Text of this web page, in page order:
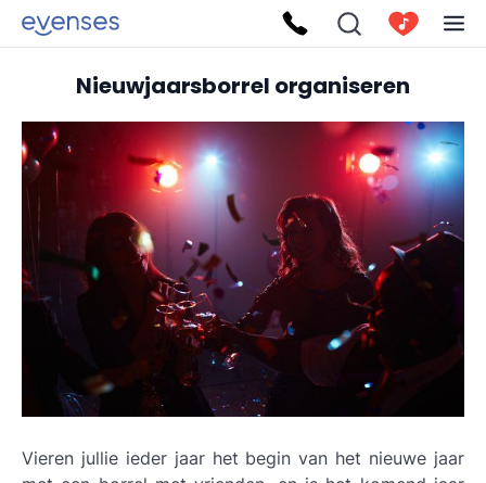
Nieuwjaarsborrel organiseren
Vieren jullie ieder jaar het begin van het nieuwe jaar